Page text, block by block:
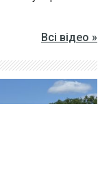
Всі відео »